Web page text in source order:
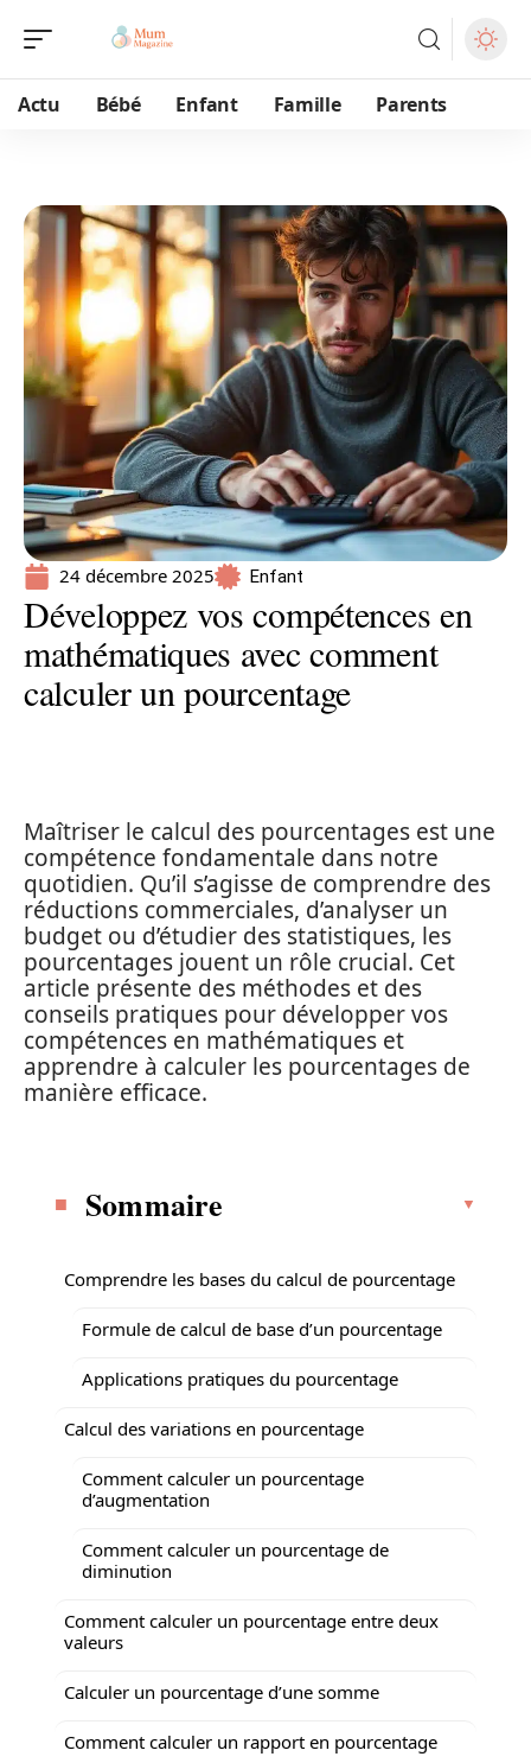
Actu Bébé Enfant Famille Parents
24 décembre 2025 Enfant
Développez vos compétences en
mathématiques avec comment
calculer un pourcentage
Maîtriser le calcul des pourcentages est une
compétence fondamentale dans notre
quotidien. Qu’il s’agisse de comprendre des
réductions commerciales, d’analyser un
budget ou d’étudier des statistiques, les
pourcentages jouent un rôle crucial. Cet
article présente des méthodes et des
conseils pratiques pour développer vos
compétences en mathématiques et
apprendre à calculer les pourcentages de
manière efficace.
Sommaire
Comprendre les bases du calcul de pourcentage
Formule de calcul de base d’un pourcentage
Applications pratiques du pourcentage
Calcul des variations en pourcentage
Comment calculer un pourcentage
d’augmentation
Comment calculer un pourcentage de
diminution
Comment calculer un pourcentage entre deux
valeurs
Calculer un pourcentage d’une somme
Comment calculer un rapport en pourcentage